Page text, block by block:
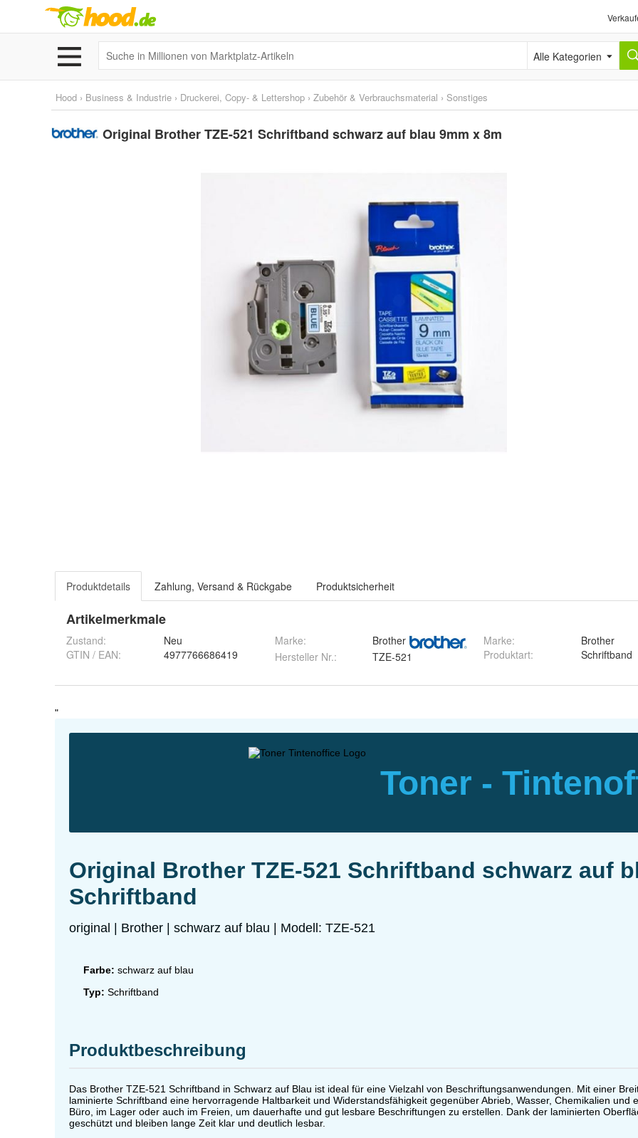
Alle Kategorien
Hood › Business & Industrie › Druckerei, Copy- & Lettershop › Zubehör & Verbrauchsmaterial › Sonstiges
Original Brother TZE-521 Schriftband schwarz auf blau 9mm x 8m
Produktdetails Zahlung, Versand & Rückgabe Produktsicherheit
Artikelmerkmale
Zustand:
Neu
GTIN / EAN:
4977766686419
Marke:
Brother
Hersteller Nr.:
TZE-521
Marke:
Brother
Produktart: Schriftband